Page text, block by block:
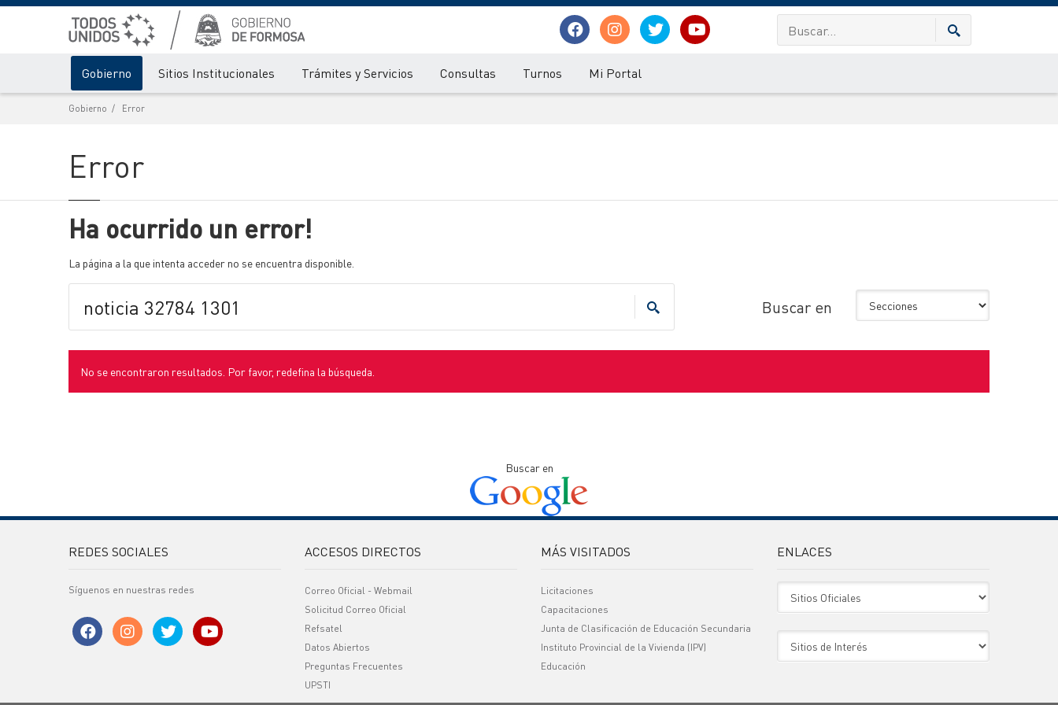
Gobierno Sitios Institucionales Trámites y Servicios Consultas Turnos Mi Portal
Gobierno Error
Error
Ha ocurrido un error!
La página a la que intenta acceder no se encuentra disponible.
Buscar en
No se encontraron resultados. Por favor, redefina la búsqueda.
Buscar en
REDES SOCIALES
Síguenos en nuestras redes
ACCESOS DIRECTOS
Correo Oficial - Webmail
Solicitud Correo Oficial
Refsatel
Datos Abiertos
Preguntas Frecuentes
UPSTI
MÁS VISITADOS
Licitaciones
Capacitaciones
Junta de Clasificación de Educación Secundaria
Instituto Provincial de la Vivienda (IPV)
Educación
ENLACES